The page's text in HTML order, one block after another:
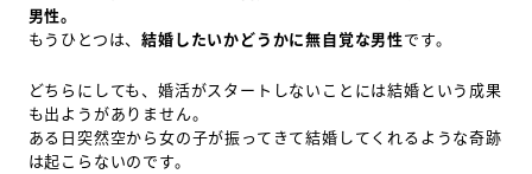
男性。
もうひとつは、結婚したいかどうかに無自覚な男性です。
どちらにしても、婚活がスタートしないことには結婚という成果
も出ようがありません。
ある日突然空から女の子が振ってきて結婚してくれるような奇跡
は起こらないのです。